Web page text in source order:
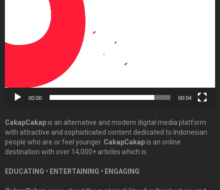
00:00 00:04
CakapCakapis an alternative and modern digital media platform
with attractive and sophisticated content dedicated to Indonesian
people who are or feel younger. CakapCakapis an online
destination with over 14,000+ articles which is:
EDUCATING • ENTERTAINING • ENGAGING